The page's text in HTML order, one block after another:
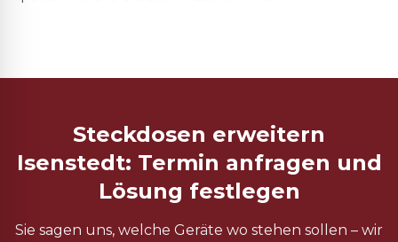
Steckdosen erweitern
Isenstedt: Termin anfragen und
Lösung festlegen
Sie sagen uns, welche Geräte wo stehen sollen – wir